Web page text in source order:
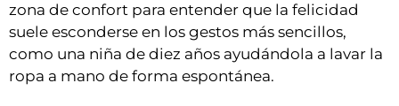
zona de confort para entender que la felicidad
suele esconderse en los gestos más sencillos,
como una niña de diez años ayudándola a lavar la
ropa a mano de forma espontánea.